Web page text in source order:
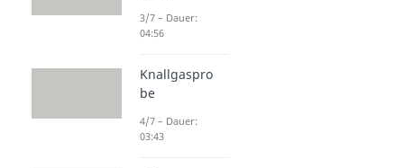
3/7 – Dauer:
04:56
Knallgaspro
be
4/7 – Dauer:
03:43